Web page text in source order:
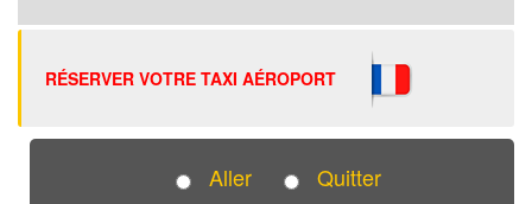
RÉSERVER VOTRE TAXI AÉROPORT
Aller Quitter